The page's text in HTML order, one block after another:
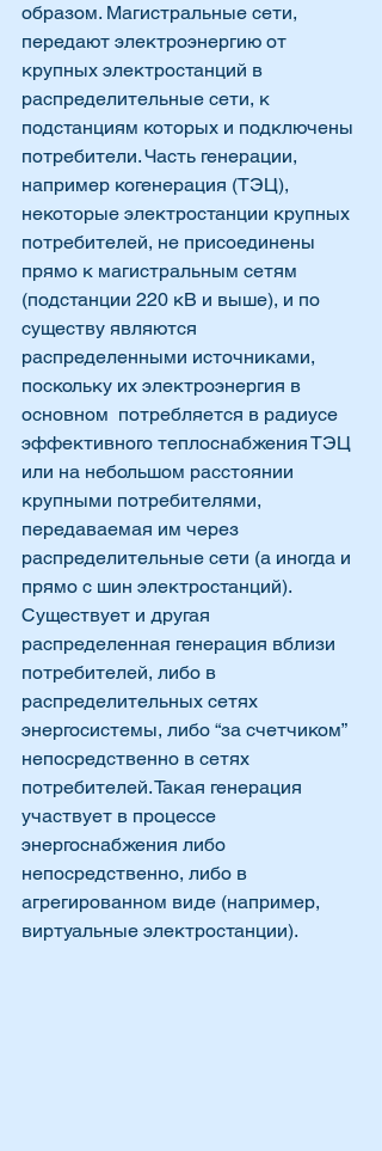
образом. Магистральные сети,
передают электроэнергию от
крупных электростанций в
распределительные сети, к
подстанциям которых и подключены
потребители. Часть генерации,
например когенерация (ТЭЦ),
некоторые электростанции крупных
потребителей, не присоединены
прямо к магистральным сетям
(подстанции 220 кВ и выше), и по
существу являются
распределенными источниками,
поскольку их электроэнергия в
основном  потребляется в радиусе
эффективного теплоснабжения ТЭЦ
или на небольшом расстоянии
крупными потребителями,
передаваемая им через
распределительные сети (а иногда и
прямо с шин электростанций).
Существует и другая
распределенная генерация вблизи
потребителей, либо в
распределительных сетях
энергосистемы, либо “за счетчиком”
непосредственно в сетях
потребителей. Такая генерация
участвует в процессе
энергоснабжения либо
непосредственно, либо в
агрегированном виде (например,
виртуальные электростанции).